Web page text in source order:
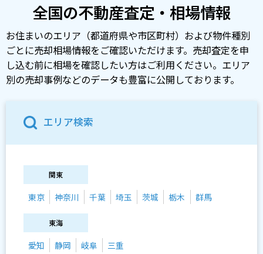
全国の不動産査定・相場情報
お住まいのエリア（都道府県や市区町村）および物件種別
ごとに売却相場情報をご確認いただけます。売却査定を申
し込む前に相場を確認したい方はご利用ください。エリア
別の売却事例などのデータも豊富に公開しております。
エリア検索
関東
東京 神奈川 千葉 埼玉 茨城 栃木 群馬
東海
愛知 静岡 岐阜 三重